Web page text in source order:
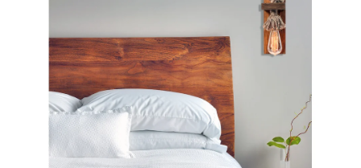
PŘEDSÍŇ
CHOVATELSKÉ POTŘEBY
DOPLŇKY A DEKORACE